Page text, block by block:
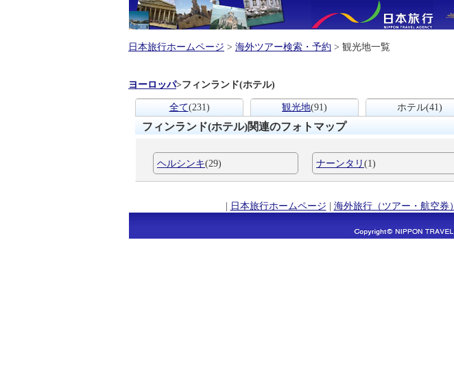
日本旅行ホームページ > 海外ツアー検索・予約 > 観光地一覧
ヨーロッパ>フィンランド(ホテル)
全て(231) 観光地(91) ホテル(41)
フィンランド(ホテル)関連のフォトマップ
ヘルシンキ(29) ナーンタリ(1)
| 日本旅行ホームページ | 海外旅行（ツアー・航空券）